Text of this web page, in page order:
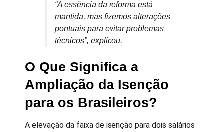
“A essência da reforma está
mantida, mas fizemos alterações
pontuais para evitar problemas
técnicos”, explicou.
O Que Significa a
Ampliação da Isenção
para os Brasileiros?
A elevação da faixa de isenção para dois salários